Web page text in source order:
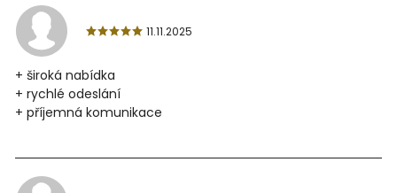
11.11.2025
+ široká nabídka
+ rychlé odeslání
+ příjemná komunikace